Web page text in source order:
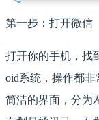
第一步：打开微信
打开你的手机，找
oid系统，操作都
简洁的界面，分为